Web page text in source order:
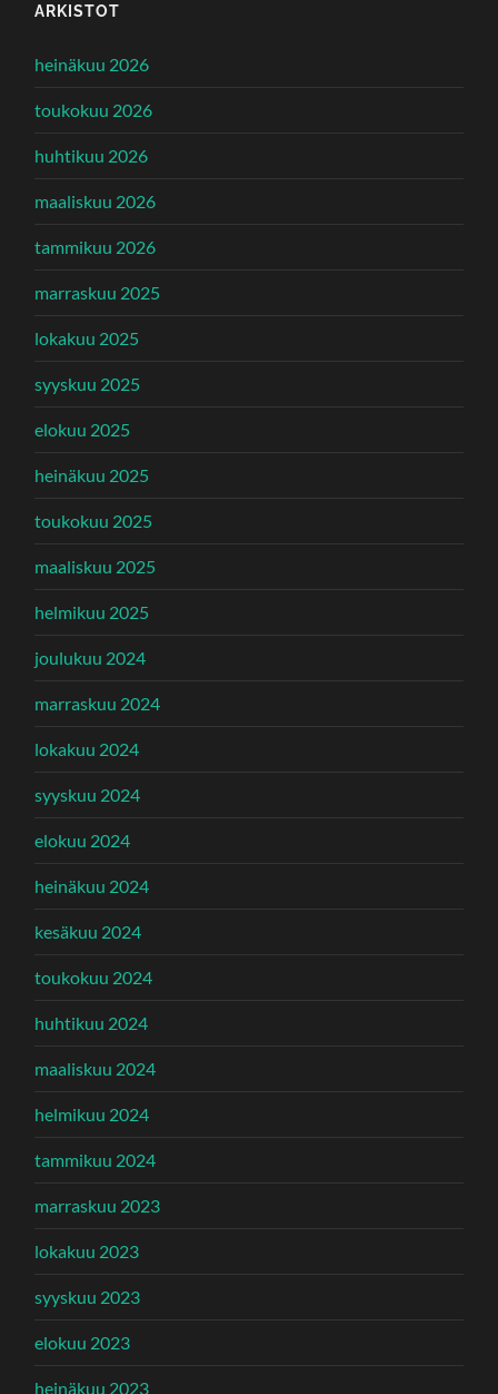
ARKISTOT
heinäkuu 2026
toukokuu 2026
huhtikuu 2026
maaliskuu 2026
tammikuu 2026
marraskuu 2025
lokakuu 2025
syyskuu 2025
elokuu 2025
heinäkuu 2025
toukokuu 2025
maaliskuu 2025
helmikuu 2025
joulukuu 2024
marraskuu 2024
lokakuu 2024
syyskuu 2024
elokuu 2024
heinäkuu 2024
kesäkuu 2024
toukokuu 2024
huhtikuu 2024
maaliskuu 2024
helmikuu 2024
tammikuu 2024
marraskuu 2023
lokakuu 2023
syyskuu 2023
elokuu 2023
heinäkuu 2023